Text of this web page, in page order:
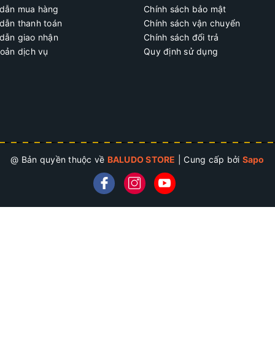
mua hàng
thanh toán
giao nhận
dịch vụ
Chính sách bảo mật
Chính sách vận chuyển
Chính sách đổi trả
Quy định sử dụng
@ Bản quyền thuộc về BALUDO STORE Cung cấp bởi Sapo